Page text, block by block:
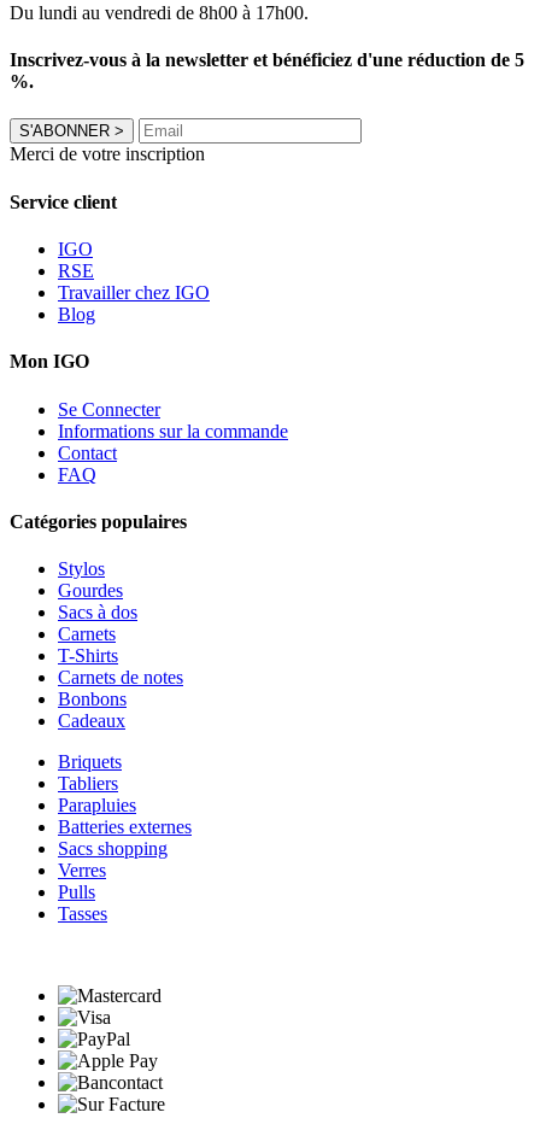
Du lundi au vendredi de 8h00 à 17h00.
Inscrivez-vous à la newsletter et bénéficiez d'une réduction de 5
%.
S'ABONNER >
Merci de votre inscription
Service client
IGO
RSE
Travailler chez IGO
Blog
Mon IGO
Se Connecter
Informations sur la commande
Contact
FAQ
Catégories populaires
Stylos
Gourdes
Sacs à dos
Carnets
T-Shirts
Carnets de notes
Bonbons
Cadeaux
Briquets
Tabliers
Parapluies
Batteries externes
Sacs shopping
Verres
Pulls
Tasses